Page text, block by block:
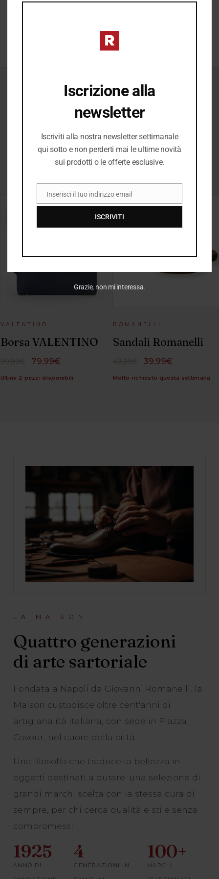
Il Meglio del
Meglio
VALENTINO
Borsa VALENTINO
99,99€ 79,99€
Ultimi 2 pezzi disponibili
ROMANELLI
Sandali Romanelli
49,99€ 39,99€
Molto richiesto questa settimana
LA MAISON
Quattro generazioni
di arte sartoriale
Fondata a Napoli da Giovanni Romanelli, la
Maison custodisce oltre cent'anni di
artigianalità italiana, con sede in Piazza
Cavour, nel cuore della città.
Una filosofia che traduce la bellezza in
oggetti destinati a durare: una selezione di
grandi marchi scelta con la stessa cura di
sempre, per chi cerca qualità e stile senza
compromessi.
1925
ANNO DI
4
GENERAZIONI IN
100+
MARCHI
Iscrizione alla
newsletter
Iscriviti alla nostra newsletter settimanale
qui sotto e non perderti mai le ultime novità
sui prodotti o le offerte esclusive.
EMAIL
Inserisci il tuo indirizzo email
ISCRIVITI
Grazie, non mi interessa.